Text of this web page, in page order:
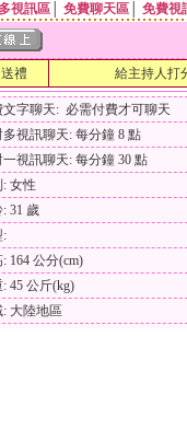
視訊區 免費聊天區 免費視
送禮 給主持人打
文字聊天: 必需付費才可聊天
多視訊聊天: 每分鐘 8 點
一視訊聊天: 每分鐘 30 點
女性
31 歲
:
164 公分(cm)
45 公斤(kg)
: 大陸地區